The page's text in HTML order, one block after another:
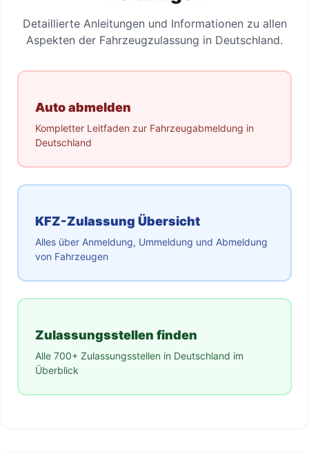
Detaillierte Anleitungen und Informationen zu allen
Aspekten der Fahrzeugzulassung in Deutschland.
Auto abmelden
Kompletter Leitfaden zur Fahrzeugabmeldung in
Deutschland
KFZ-Zulassung Übersicht
Alles über Anmeldung, Ummeldung und Abmeldung
von Fahrzeugen
Zulassungsstellen finden
Alle 700+ Zulassungsstellen in Deutschland im
Überblick